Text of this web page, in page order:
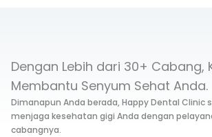
Dengan Lebih dari 30+ Cabang,
Membantu Senyum Sehat Anda.
Dimanapun Anda berada, Happy Dental Clinic
menjaga kesehatan gigi Anda dengan
cabangnya.